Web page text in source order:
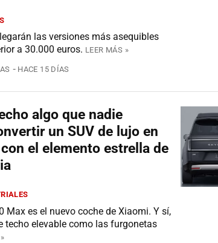
las versiones más asequibles
a 30.000 euros. LEER MÁS »
HACE 15 DÍAS
algo que nadie
un SUV de lujo en
el elemento estrella de
Max es el nuevo coche de Xiaomi. Y sí,
techo elevable como las furgonetas